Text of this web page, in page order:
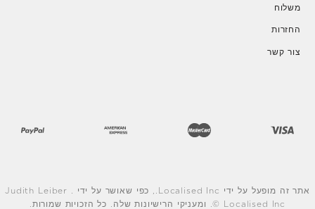
משלוח
החזרות
צור קשר
אתר זה מופעל על ידי Localised Inc., כפי שאושר על ידי Judith Leiber .
© Localised Inc. ומעניקי הרישיונות שלה. כל הזכויות שמורות.